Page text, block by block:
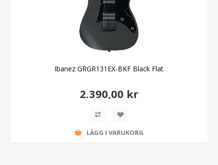
Ibanez GRGR131EX-BKF Black Flat
2.390,00 kr
LÄGG I VARUKORG